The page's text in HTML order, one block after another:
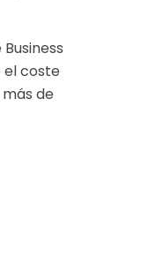
el coste
de